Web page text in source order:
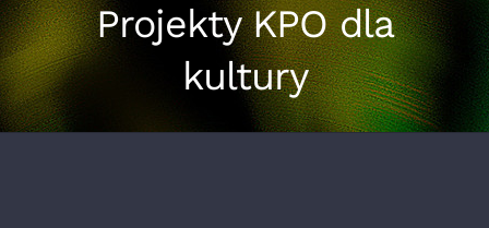
Projekty KPO dla
kultury